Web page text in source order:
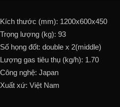
Kích thước (mm): 1200x600x450
Trọng lượng (kg): 93
Số họng đốt: double x 2(middle)
Lượng gas tiêu thụ (kg/h): 1.70
Công nghệ: Japan
Xuất xứ: Việt Nam